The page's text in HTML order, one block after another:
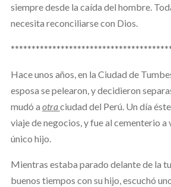
siempre desde la caída del hombre.
necesita reconciliarse con Dios.
Hace unos años, en la Ciudad de
esposa se pelearon, y decidieron
mudó a otraciudad del Perú. Un día
viaje de negocios, y fue al cementerio a
único hijo.
Mientras estaba parado delante de la
buenos tiempos con su hijo, escuchó